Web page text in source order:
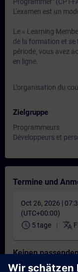
L'examen est un
Le « Learning
de la formation et
période, vous avez
en ligne.
L’organisation du
Zielgruppe
Programmeurs
Développeurs et
Termine und
Oct 26, 2026 |
(UTC+00:00)
schedule 5 tage translate
Keinen
Setzen Sie sich auf